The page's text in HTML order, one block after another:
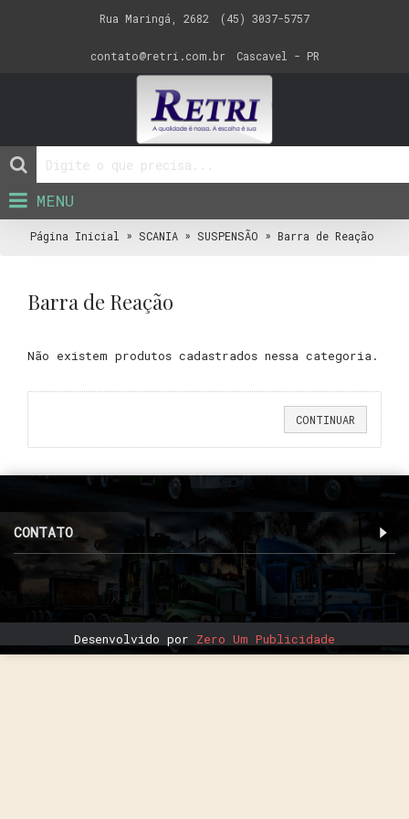
Rua Maringá, 2682 (45) 3037-5757
contato@retri.com.br Cascavel - PR
MENU
Página Inicial » SCANIA » SUSPENSÃO » Barra de Reação
Barra de Reação
Não existem produtos cadastrados nessa categoria.
CONTINUAR
CONTATO
Desenvolvido por Zero Um Publicidade